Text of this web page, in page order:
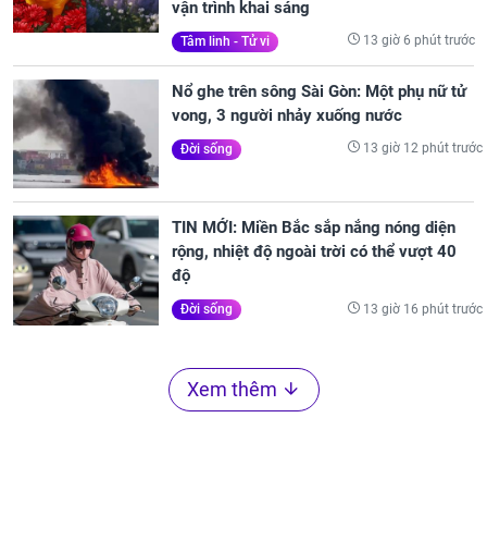
vận trình khai sáng
Tâm linh - Tử vi 13 giờ 6 phút trước
Nổ ghe trên sông Sài Gòn: Một phụ nữ tử
vong, 3 người nhảy xuống nước
Đời sống 13 giờ 12 phút trước
TIN MỚI: Miền Bắc sắp nắng nóng diện
rộng, nhiệt độ ngoài trời có thể vượt 40
độ
Đời sống 13 giờ 16 phút trước
Xem thêm